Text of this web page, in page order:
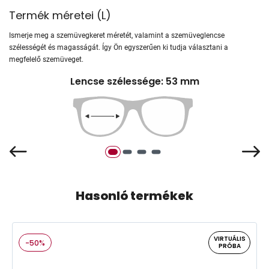
Termék méretei (L)
Ismerje meg a szemüvegkeret méretét, valamint a szemüveglencse
szélességét és magasságát. Így Ön egyszerűen ki tudja választani a
megfelelő szemüveget.
Lencse szélessége: 53 mm
Hasonló termékek
-50%
VIRTUÁLIS
PRÓBA